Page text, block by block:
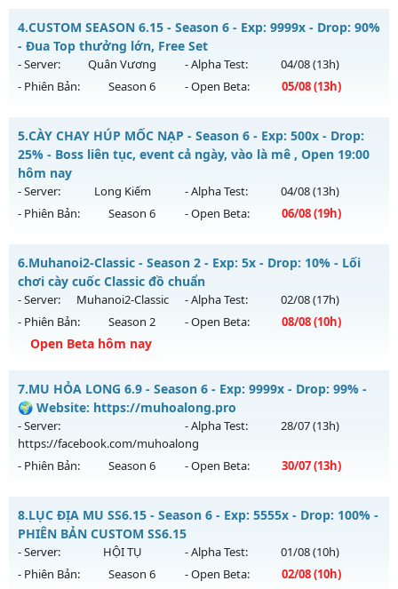
Antihack: Antihack
Mu mới ra tháng 08 2026 - Mở máy chủ
13h ngày 09/08/2626
Exp: 200x - Drop: 30%
Thể loại: Mu Nguyên bản Webzen
Antihack: VietGuard
4.CUSTOM SEASON 6.15 - Season 6 - Exp: 9999x - Drop: 90%
- Đua Top thưởng lớn, Free Set
- Server: Quân Vương - Alpha Test: 04/08(13h)
- Phiên Bản:
Season 6 - Open Beta: 05/08(13h)
CUSTOM SEASON 6.15 - Đua Top thưởng lớn, Free Set
Mu mới ra tháng 08 2026 - Mở máy chủQuân Vương vào
13h ngày 05/08/2626
Exp: 9999x - Drop: 90%
Antihack: Phoenix Season 6.15
5.CÀY CHAY HÚP MỐC NẠP - Season 6 - Exp: 500x - Drop:
25% - Boss liên tục, event cả ngày, vào là mê , Open 19:00
hôm nay
- Server: Long Kiếm - Alpha Test: 04/08(13h)
- Phiên Bản:
Season 6 - Open Beta: 06/08(19h)
CÀY CHAY HÚP MỐC NẠP - Boss liên tục, event cả ngày, vào
là mê , Open 19:00 hôm nay
Mu mới ra tháng 08 2026 - Mở máy chủ
Long Kiếmvào 19h
ngày 06/08/2626
Exp: 500x - Drop: 25%
Thể loại: Mu Nguyên bản Webzen
Antihack: VIP SHIELD
6.Muhanoi2-Classic - Season 2 - Exp: 5x - Drop: 10% - Lối
chơi cày cuốc Classic đồ chuẩn
- Server: Muhanoi2-Classic - Alpha Test: 02/08(17h)
- Phiên Bản:
Season 2 - Open Beta: 08/08(10h)
Open Beta hôm nay
Muhanoi2-Classic - Lối chơi cày cuốc Classic đồ chuẩn
Mu mới ra tháng 08 2026 - Mở máy chủ
vào 10h ngày 08/08/2626
Exp: 5x - Drop: 10%
Antihack: Pro
7.MU HỎA LONG 6.9 - Season 6 - Exp: 9999x - Drop: 99% -
🌍 Website: https://muhoalong.pro
- Server:
https://facebook.com/muhoalong
- Alpha Test: 28/07(13h)
- Phiên Bản: Season 6 - Open Beta: 30/07(13h)
Mu mới ra tháng 07 2026 - Mở máy chủ
https://facebook.com/muhoalongvào 13h ngày
30/07/2626
8.LỤC ĐỊA MU SS6.15 - Season 6 - Exp: 5555x - Drop: 100% -
PHIÊN BẢN CUSTOM SS6.15
- Server: HỘI TỤ - Alpha Test: 01/08(10h)
- Phiên Bản:
Season 6 - Open Beta: 02/08(10h)